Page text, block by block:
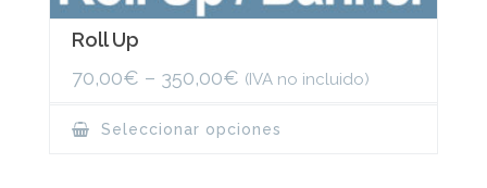
Roll Up
70,00€ – 350,00€ (IVA no incluido)
Seleccionar opciones